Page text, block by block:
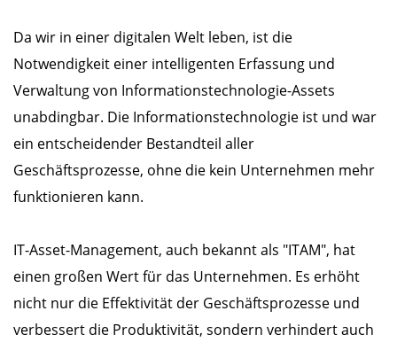
Da wir in einer digitalen Welt leben, ist die
Notwendigkeit einer intelligenten Erfassung und
Verwaltung von Informationstechnologie-Assets
unabdingbar. Die Informationstechnologie ist und war
ein entscheidender Bestandteil aller
Geschäftsprozesse, ohne die kein Unternehmen mehr
funktionieren kann.
IT-Asset-Management, auch bekannt als "ITAM", hat
einen großen Wert für das Unternehmen. Es erhöht
nicht nur die Effektivität der Geschäftsprozesse und
verbessert die Produktivität, sondern verhindert auch